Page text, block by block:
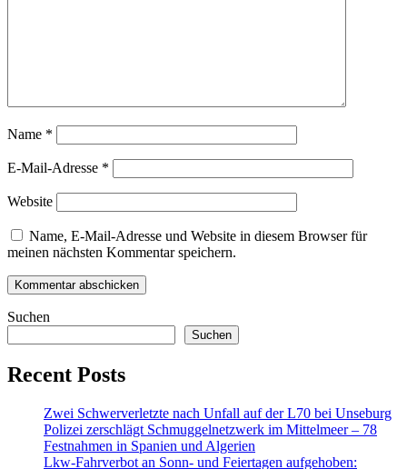
Name *
E-Mail-Adresse *
Website
Name, E-Mail-Adresse und Website in diesem Browser für
meinen nächsten Kommentar speichern.
Suchen
Suchen
Recent Posts
Zwei Schwerverletzte nach Unfall auf der L70 bei Unseburg
Polizei zerschlägt Schmuggelnetzwerk im Mittelmeer – 78
Festnahmen in Spanien und Algerien
Lkw-Fahrverbot an Sonn- und Feiertagen aufgehoben: